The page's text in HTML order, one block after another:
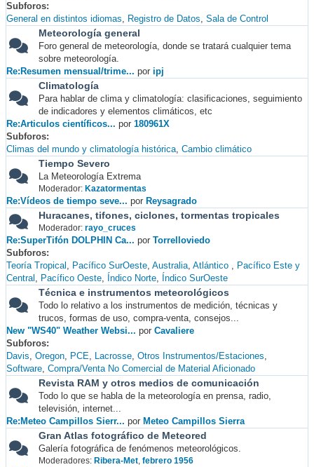
Subforos
General en distintos idiomas
Registro de Datos Sala de Control
Meteorología general
Foro general de meteorología, donde se tratará cualquier tema
sobre meteorología.
Re:Resumen mensual/trime... por ipj
Climatología
Para hablar de clima y climatología: clasificaciones, seguimiento
de indicadores y elementos climáticos, etc
Re:Articulos científicos... por 180961X
Subforos
Climas del mundo y climatología histórica Cambio climático
Tiempo Severo
La Meteorología Extrema
Moderador: Kazatormentas
Re:Vídeos de tiempo seve... por Reysagrado
Huracanes, tifones, ciclones, tormentas tropicales
Moderador: rayo_cruces
Re:SuperTifón DOLPHIN Ca... por Torrelloviedo
Subforos
Teoría Tropical
Pacífico SurOeste Australia Atlántico
Pacífico Este y
Central
Pacífico Oeste Índico Norte Índico SurOeste
Técnica e instrumentos meteorológicos
Todo lo relativo a los instrumentos de medición, técnicas y
trucos, formas de uso, compra-venta, consejos...
New "WS40" Weather Websi... por Cavaliere
Subforos
Davis Oregon PCE Lacrosse Otros Instrumentos/Estaciones
Software Compra/Venta No Comercial de Material Aficionado
Revista RAM y otros medios de comunicación
Todo lo que se habla de la meteorología en prensa, radio,
televisión, internet...
Re:Meteo Campillos Sierr... por Meteo Campillos Sierra
Gran Atlas fotográfico de Meteored
Galería fotográfica de fenómenos meteorológicos.
Moderadores: Ribera-Met, febrero 1956